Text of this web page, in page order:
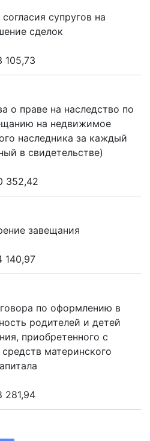
супругов на
сделок
105,73
о праве на наследство по
на недвижимое
наследника за каждый
в свидетельстве)
352,42
завещания
140,97
по оформлению в
родителей и детей
приобретенного с
материнского
281,94